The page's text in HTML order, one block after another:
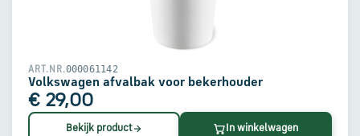
ART.NR.000061142
Volkswagen afvalbak voor bekerhouder
€ 29,00
Bekijk product In winkelwagen